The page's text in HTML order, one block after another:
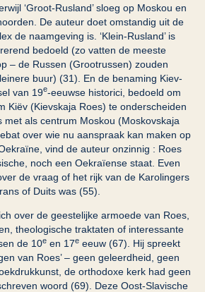
‘Groot-Rusland’ sloeg op Moskou en
De auteur doet omstandig uit de
de naamgeving is. ‘Klein-Rusland’ is
bedoeld (zo vatten de meeste
– de Russen (Grootrussen) zouden
buur) (31). En de benaming Kiev-
van 19e-eeuwse historici, bedoeld om
Kiëv (Kievskaja Roes) te onderscheiden
met als centrum Moskou (Moskovskaja
over wie nu aanspraak kan maken op
vind de auteur onzinnig : Roes
noch een Oekraïense staat. Even
de vraag of het rijk van de Karolingers
of Duits was (55).
over de geestelijke armoede van Roes,
theologische traktaten of interessante
de 10e en 17e eeuw (67). Hij spreekt
van Roes’ – geen geleerdheid, geen
de orthodoxe kerk had geen
woord (69). Deze Oost-Slavische